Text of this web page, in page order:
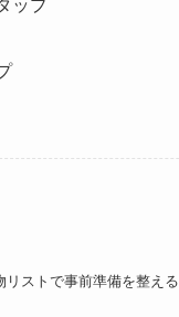
ップ
リストで事前準備を整える